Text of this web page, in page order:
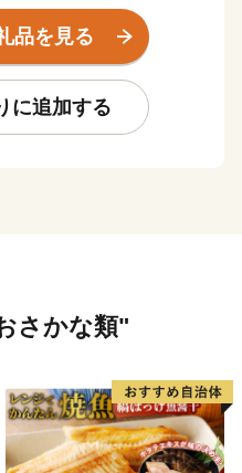
ド豚「肥前さくらポー
・文化も素晴らしいまち
品を見る
に追加する
さかな類"